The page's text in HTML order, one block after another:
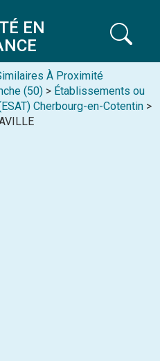
EN
À Proximité
(50) > Établissements ou
Cherbourg-en-Cotentin >